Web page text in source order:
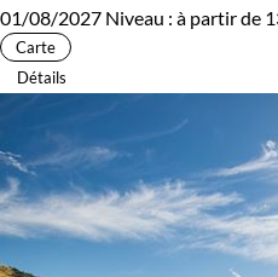
01/08/2027 Niveau : à partir de
Carte
Détails